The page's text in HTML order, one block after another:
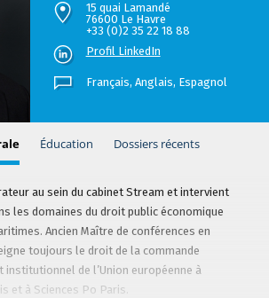
Éducation Dossiers récents
au sein du cabinet Stream et intervient
les domaines du droit public économique
Ancien Maître de conférences en
toujours le droit de la commande
institutionnel de l’Union européenne à
et à Sciences Po Paris.
15 quai Lamandé
76600 Le Havre
+33 (0)2 35 22 18 88
Profil LinkedIn
Français, Anglais Espagnol